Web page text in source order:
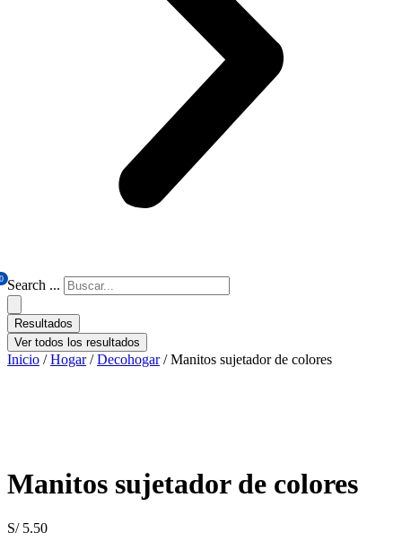
0 Search ...
Resultados
Ver todos los resultados
Inicio /Hogar/Decohogar/ Manitos sujetador de colores
Manitos sujetador de colores
S/5.50